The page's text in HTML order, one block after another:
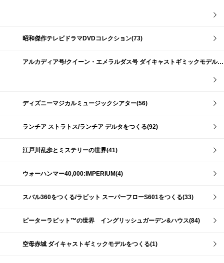
昭和傑作テレビドラマDVDコレクション(73)
アルカディア号/クイーン・エメラルダス号 ダイキャストギミックモデルをつくる(159)
ディズニーマジカルミュージックシアター(56)
ランチア ストラトス/ランチア デルタをつくる(92)
江戸川乱歩とミステリーの世界(41)
ウォーハンマー40,000:IMPERIUM(4)
スバル360をつくる/ラビット スーパーフローS601をつくる(33)
ピーターラビット™の世界 イングリッシュガーデン&ハウス(84)
空母赤城 ダイキャストギミックモデルをつくる(1)